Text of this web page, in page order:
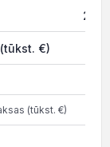
2025
€)
(tūkst. €)